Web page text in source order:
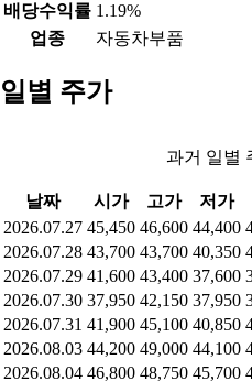
배당수익률 1.19%
업종
자동차부품
일별 주가
과거 일별
날짜 시가 고가 저가
2026.07.27 45,450 46,600 44,400
2026.07.28 43,700 43,700 40,350
2026.07.29 41,600 43,400 37,600
2026.07.30 37,950 42,150 37,950
2026.07.31 41,900 45,100 40,850
2026.08.03 44,200 49,000 44,100
2026.08.04 46,800 48,750 45,700